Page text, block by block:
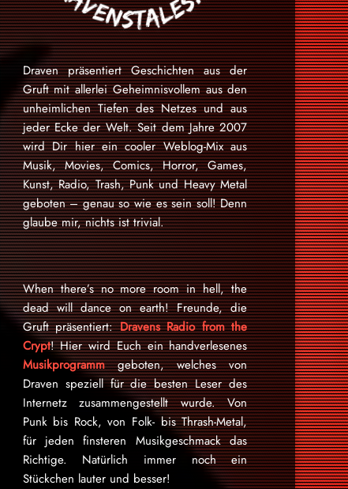
Draven präsentiert Geschichten aus der
Gruft mit allerlei Geheimnisvollem aus den
unheimlichen Tiefen des Netzes und aus
jeder Ecke der Welt. Seit dem Jahre 2007
wird Dir hier ein cooler Weblog-Mix aus
Musik, Movies, Comics, Horror, Games,
Kunst, Radio, Trash, Punk und Heavy Metal
geboten – genau so wie es sein soll! Denn
glaube mir, nichts ist trivial.
When there’s no more room in hell, the
dead will dance on earth! Freunde, die
Gruft präsentiert:Dravens Radio from the
Crypt! Hier wird Euch ein handverlesenes
Musikprogrammgeboten, welches von
Draven speziell für die besten Leser des
Internetz zu­sammen­ge­stellt wurde. Von
Punk bis Rock, von Folk- bis Thrash-Metal,
für je­den finsteren Mu­sik­ge­schmack das
Rich­tige. Natürlich immer noch ein
Stückchen lauter und besser!